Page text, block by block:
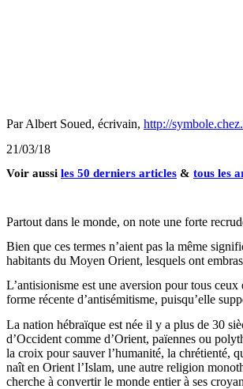
Par Albert Soued, écrivain, http://
21/03/18
Voir aussi les 50 derniers articles & tous les
Partout dans le monde, on note une forte
Bien que ces termes n’aient pas la même
habitants du Moyen Orient, lesquels ont
L’antisionisme est une aversion pour tous
forme récente d’antisémitisme, puisqu’elle
La nation hébraïque est née il y a plus de 30
d’Occident comme d’Orient, païennes ou
la croix pour sauver l’humanité, la chrétienté,
naît en Orient l’Islam, une autre religion
cherche à convertir le monde entier à ses